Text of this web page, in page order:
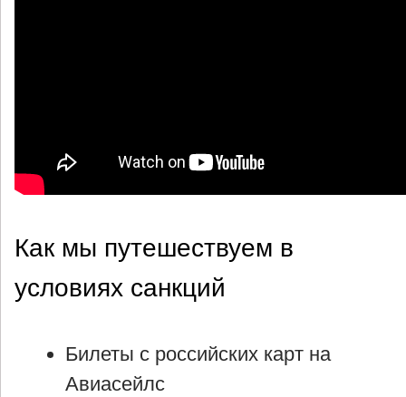
Как мы путешествуем в
условиях санкций
Билеты с российских карт на
Авиасейлс